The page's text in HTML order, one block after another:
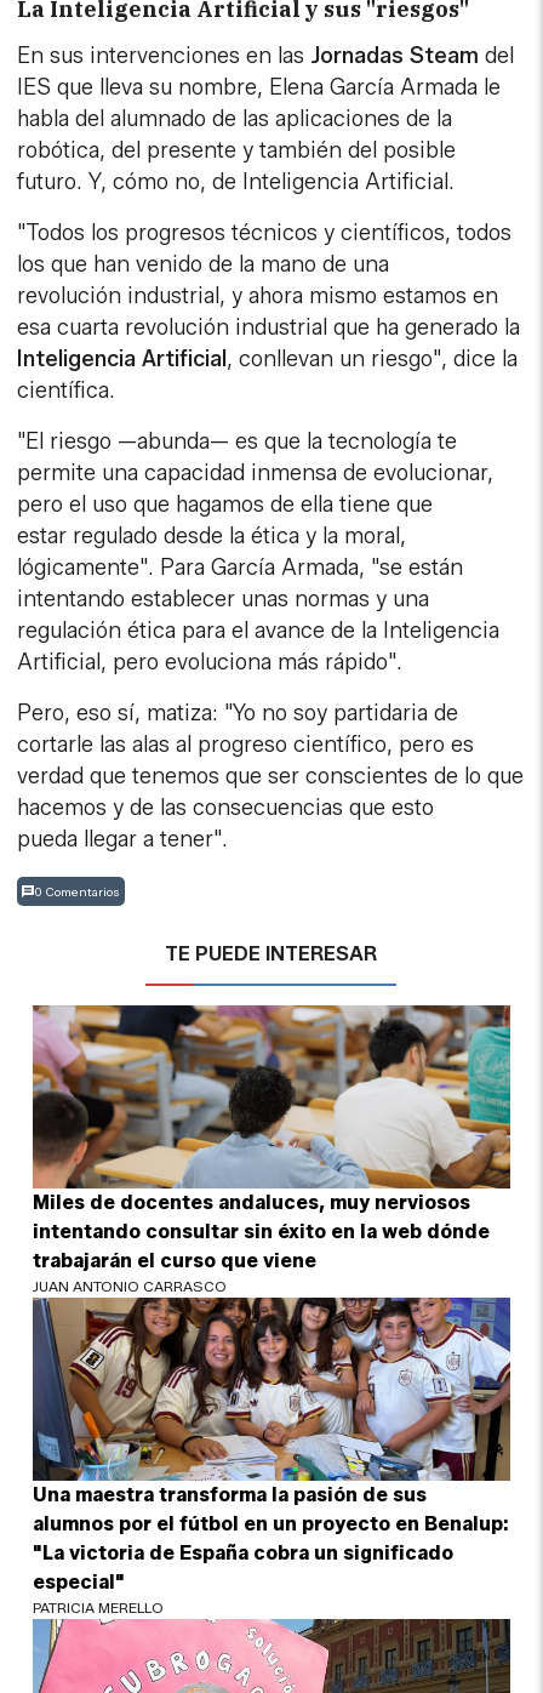
La Inteligencia Artificial y sus "riesgos"
En sus intervenciones en las Jornadas Steam del
IES que lleva su nombre, Elena García Armada le
habla del alumnado de las aplicaciones de la
robótica, del presente y también del posible
futuro. Y, cómo no, de Inteligencia Artificial.
"Todos los progresos técnicos y científicos, todos
los que han venido de la mano de una
revolución industrial, y ahora mismo estamos en
esa cuarta revolución industrial que ha generado la
Inteligencia Artificial , conllevan un riesgo", dice la
científica.
"El riesgo —abunda— es que la tecnología te
permite una capacidad inmensa de evolucionar,
pero el uso que hagamos de ella tiene que
estar regulado desde la ética y la moral,
lógicamente". Para García Armada, "se están
intentando establecer unas normas y una
regulación ética para el avance de la Inteligencia
Artificial, pero evoluciona más rápido".
Pero, eso sí, matiza: "Yo no soy partidaria de
cortarle las alas al progreso científico, pero es
verdad que tenemos que ser conscientes de lo que
hacemos y de las consecuencias que esto
pueda llegar a tener".
0 Comentarios
TE PUEDE INTERESAR
Miles de docentes andaluces, muy nerviosos
intentando consultar sin éxito en la web dónde
trabajarán el curso que viene
JUAN ANTONIO CARRASCO
Una maestra transforma la pasión de sus
alumnos por el fútbol en un proyecto en Benalup:
"La victoria de España cobra un significado
especial"
PATRICIA MERELLO